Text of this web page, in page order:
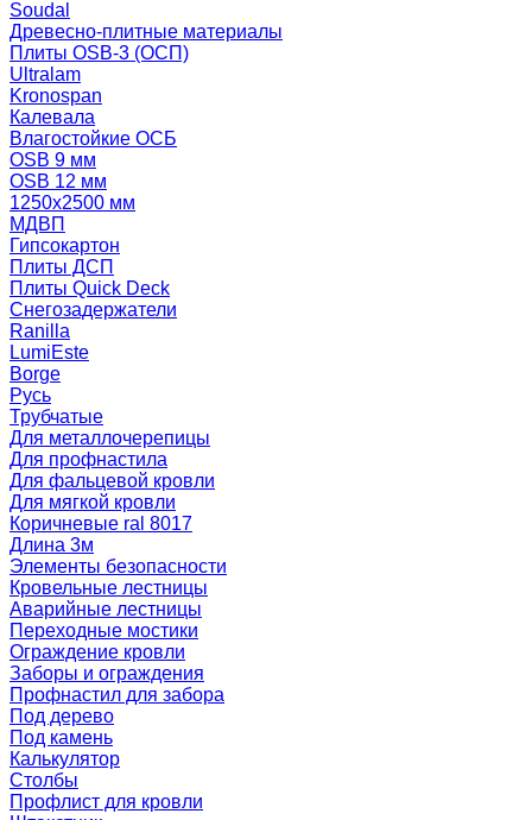
Soudal
Древесно-плитные материалы
Плиты OSB-3 (ОСП)
Ultralam
Kronospan
Калевала
Влагостойкие ОСБ
OSB 9 мм
OSB 12 мм
1250х2500 мм
МДВП
Гипсокартон
Плиты ДСП
Плиты Quick Deck
Снегозадержатели
Ranilla
LumiEste
Borge
Русь
Трубчатые
Для металлочерепицы
Для профнастила
Для фальцевой кровли
Для мягкой кровли
Коричневые ral 8017
Длина 3м
Элементы безопасности
Кровельные лестницы
Аварийные лестницы
Переходные мостики
Ограждение кровли
Заборы и ограждения
Профнастил для забора
Под дерево
Под камень
Калькулятор
Столбы
Профлист для кровли